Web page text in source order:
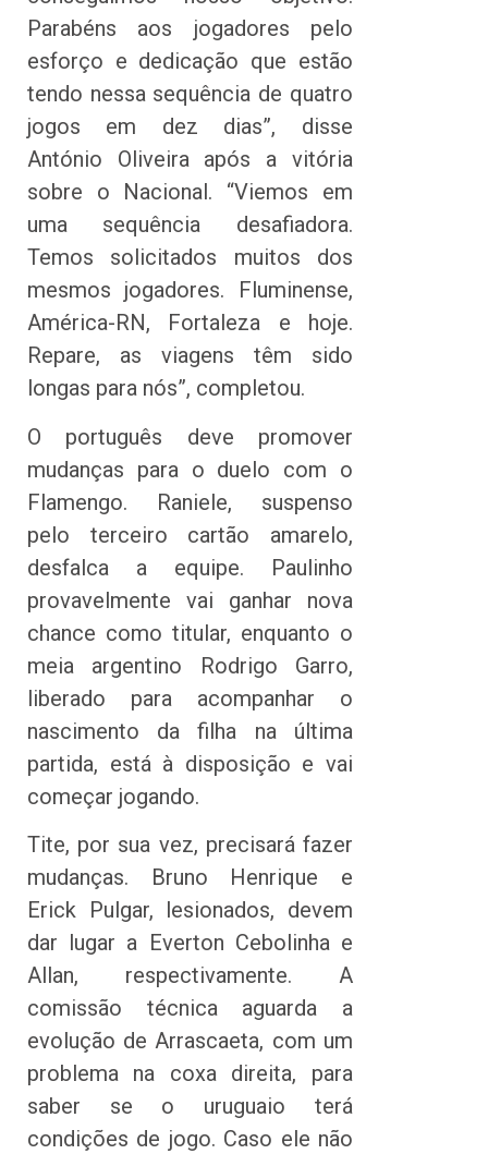
Parabéns aos jogadores pelo
esforço e dedicação que estão
tendo nessa sequência de quatro
jogos em dez dias”, disse
António Oliveira após a vitória
sobre o Nacional. “Viemos em
uma sequência desafiadora.
Temos solicitados muitos dos
mesmos jogadores. Fluminense,
América-RN, Fortaleza e hoje.
Repare, as viagens têm sido
longas para nós”, completou.
O português deve promover
mudanças para o duelo com o
Flamengo. Raniele, suspenso
pelo terceiro cartão amarelo,
desfalca a equipe. Paulinho
provavelmente vai ganhar nova
chance como titular, enquanto o
meia argentino Rodrigo Garro,
liberado para acompanhar o
nascimento da filha na última
partida, está à disposição e vai
começar jogando.
Tite, por sua vez, precisará fazer
mudanças. Bruno Henrique e
Erick Pulgar, lesionados, devem
dar lugar a Everton Cebolinha e
Allan, respectivamente. A
comissão técnica aguarda a
evolução de Arrascaeta, com um
problema na coxa direita, para
saber se o uruguaio terá
condições de jogo. Caso ele não